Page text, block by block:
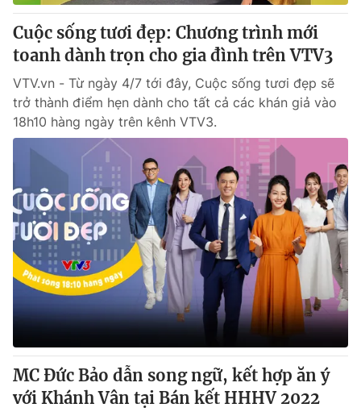
Cuộc sống tươi đẹp: Chương trình mới
toanh dành trọn cho gia đình trên VTV3
VTV.vn - Từ ngày 4/7 tới đây, Cuộc sống tươi đẹp sẽ
trở thành điểm hẹn dành cho tất cả các khán giả vào
18h10 hàng ngày trên kênh VTV3.
MC Đức Bảo dẫn song ngữ, kết hợp ăn ý
với Khánh Vân tại Bán kết HHHV 2022